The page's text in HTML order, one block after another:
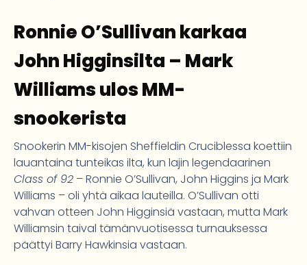
Ronnie O’Sullivan karkaa
John Higginsilta – Mark
Williams ulos MM-
snookerista
Snookerin MM-kisojen Sheffieldin Cruciblessa koettiin
lauantaina tunteikas ilta, kun lajin legendaarinen
Class of 92 – Ronnie O’Sullivan, John Higgins ja Mark
Williams – oli yhtä aikaa lauteilla. O’Sullivan otti
vahvan otteen John Higginsiä vastaan, mutta Mark
Williamsin taival tämänvuotisessa turnauksessa
päättyi Barry Hawkinsia vastaan.